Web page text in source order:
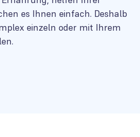
es Ihnen einfach. Deshalb
einzeln oder mit Ihrem